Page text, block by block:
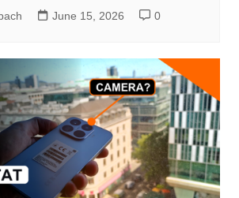
June 15, 2026 0